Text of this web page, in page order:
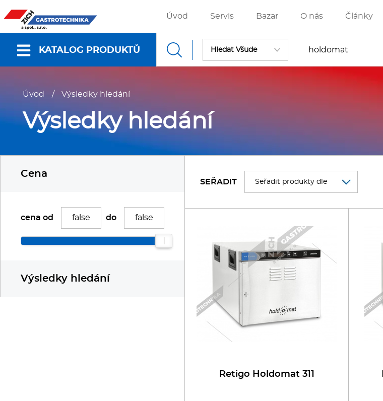
Úvod Servis Bazar O nás Články
KATALOG PRODUKTŮ
Nabídky a katalogy
Gastronádoby PIZZA technologie
Chlazení
Řeznické stroje
Konvektomaty/Pece
Stolní zařízení
Transport, výdej a regen.
Úvod / Výsledky hledání
Výsledky hledání
Výsledky hledání
Cena
cena od do
SEŘADIT
Retigo Holdomat 311